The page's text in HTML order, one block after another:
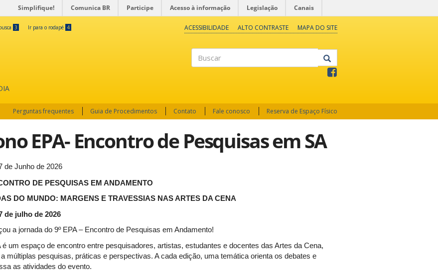
Simplifique! Comunica BR Participe Acesso à informação Legislação Canais
3 Ir para o rodapé 4 ACESSIBILIDADE ALTO CONTRASTE MAPA DO SITE
Perguntas frequentes Guia de Procedimentos Contato Fale conosco Reserva de Espaço Físico
EPA- Encontro de Pesquisas em SA
de Junho de 2026
DE PESQUISAS EM ANDAMENTO
DO MUNDO: MARGENS E TRAVESSIAS NAS ARTES DA CENA
de julho de 2026
a jornada do 9º EPA – Encontro de Pesquisas em Andamento!
é um espaço de encontro entre pesquisadores, artistas, estudantes e docentes das Artes da Cena,
múltiplas pesquisas, práticas e perspectivas. A cada edição, uma temática orienta os debates e
as atividades do evento.